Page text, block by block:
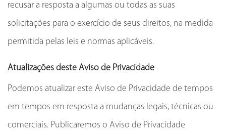
recusar a resposta a algumas ou todas as suas
solicitações para o exercício de seus direitos, na medida
permitida pelas leis e normas aplicáveis.
Atualizações deste Aviso de Privacidade
Podemos atualizar este Aviso de Privacidade de tempos
em tempos em resposta a mudanças legais, técnicas ou
comerciais. Publicaremos o Aviso de Privacidade